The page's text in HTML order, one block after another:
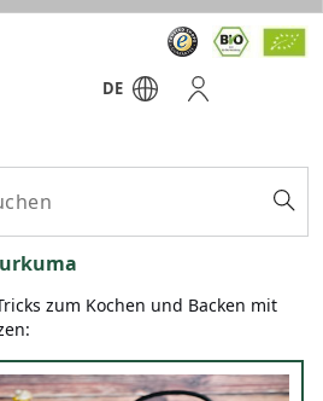
DE
zum Kochen und Backen mit